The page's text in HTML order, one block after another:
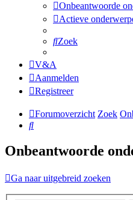
Onbeantwoorde
Actieve
Zoek
V&A
Aanmelden
Registreer
Forumoverzicht Zoek
Zoek
Onbeantwoorde
Ga naar uitgebreid zoeken